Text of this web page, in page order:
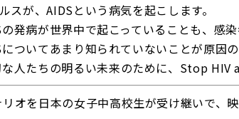
スが、AIDSという病気を起こします。
発病が世界中で起こっていることも、感
ついてあまり知られていないことが原因の
人たちの明るい未来のために、Stop HIV
オを日本の女子中高校生が受け継いで、映